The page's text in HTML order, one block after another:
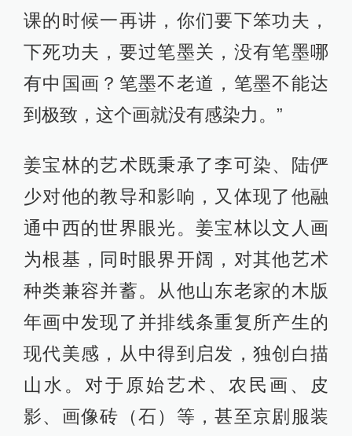
课的时候一再讲，你们要下笨功夫，
下死功夫，要过笔墨关，没有笔墨哪
有中国画？笔墨不老道，笔墨不能达
到极致，这个画就没有感染力。”
姜宝林的艺术既秉承了李可染、陆俨
少对他的教导和影响，又体现了他融
通中西的世界眼光。姜宝林以文人画
为根基，同时眼界开阔，对其他艺术
种类兼容并蓄。从他山东老家的木版
年画中发现了并排线条重复所产生的
现代美感，从中得到启发，独创白描
山水。对于原始艺术、农民画、皮
影、画像砖（石）等，甚至京剧服装